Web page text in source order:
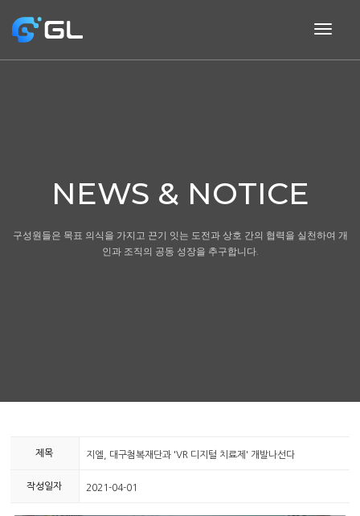
NEWS & NOTICE
구성원들은 목표 의식을 가지고 끈기 잇는 도전과 상호 간의 협력을 실천하여 개
인과 조직의 공동 성장을 추구합니다.
제목 지엘, 대구첨복재단과 'VR 디지털 치료제' 개발나선다
작성일자 2021-04-01